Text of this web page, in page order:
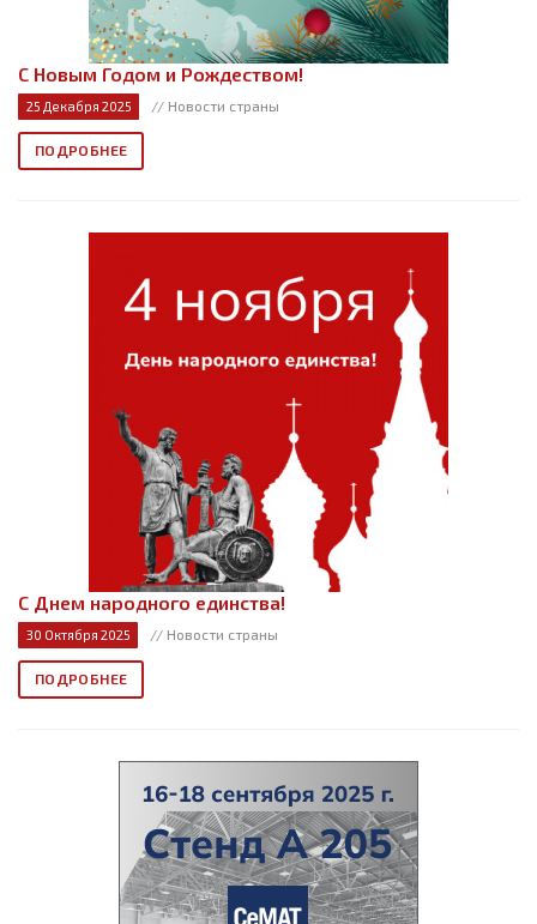
С Новым Годом и Рождеством!
25 Декабря 2025 // Новости страны
ПОДРОБНЕЕ
С Днем народного единства!
30 Октября 2025 // Новости страны
ПОДРОБНЕЕ